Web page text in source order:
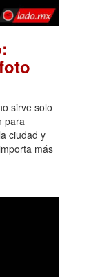
sirve solo
para
ciudad y
más